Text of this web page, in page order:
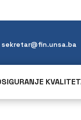
sekretar@fin.unsa.ba